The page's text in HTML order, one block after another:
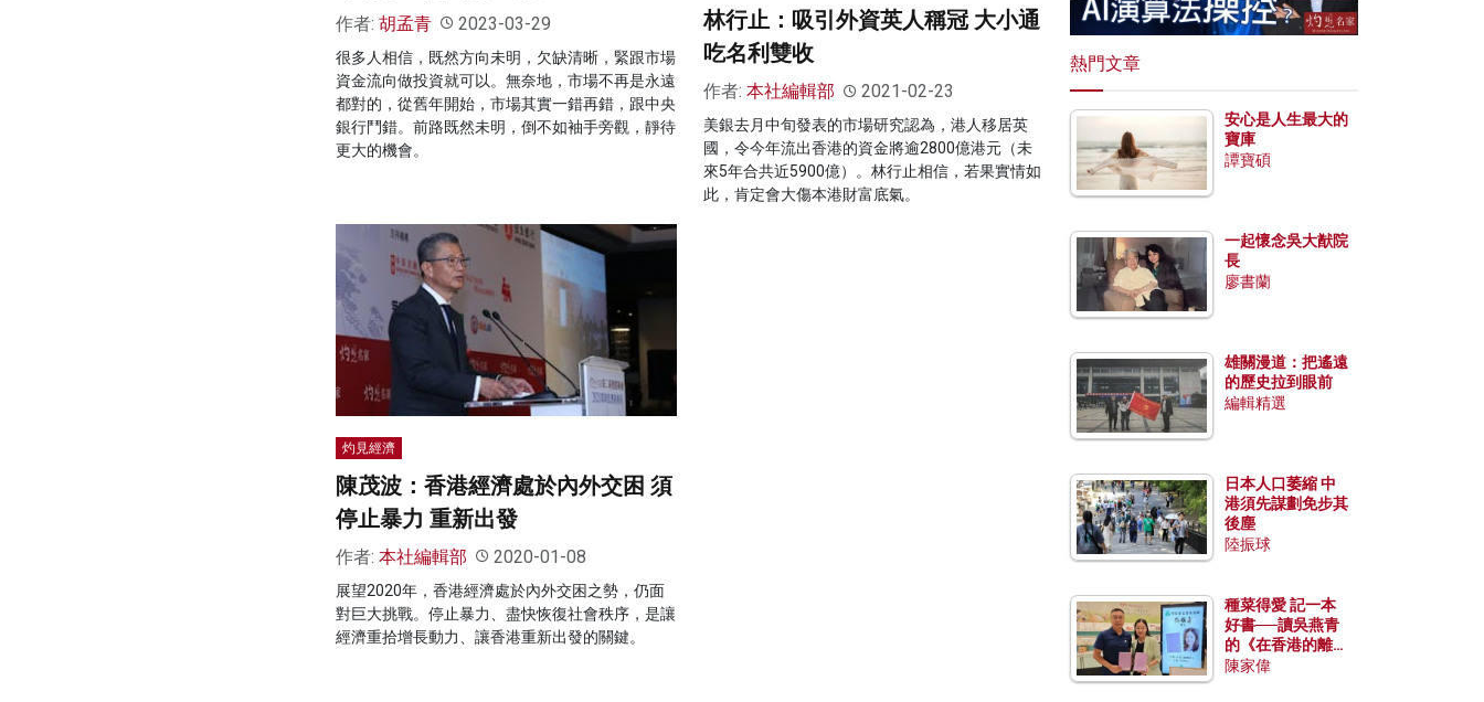
作者: 胡孟青 2023-03-29
很多人相信，既然方向未明，欠缺清晰，緊跟市場
資金流向做投資就可以。無奈地，市場不再是永遠
都對的，從舊年開始，市場其實一錯再錯，跟中央
銀行鬥錯。前路既然未明，倒不如袖手旁觀，靜待
更大的機會。
林行止：吸引外資英人稱冠 大小通
吃名利雙收
作者: 本社編輯部 2021-02-23
美銀去月中旬發表的市場研究認為，港人移居英
國，令今年流出香港的資金將逾2800億港元（未
來5年合共近5900億）。林行止相信，若果實情如
此，肯定會大傷本港財富底氣。
灼見經濟
陳茂波：香港經濟處於內外交困 須
停止暴力 重新出發
作者: 本社編輯部 2020-01-08
展望2020年，香港經濟處於內外交困之勢，仍面
對巨大挑戰。停止暴力、盡快恢復社會秩序，是讓
經濟重拾增長動力、讓香港重新出發的關鍵。
熱門文章
安心是人生最大的
寶庫
譚寶碩
一起懷念吳大猷院
長
廖書蘭
雄關漫道：把遙遠
的歷史拉到眼前
編輯精選
日本人口萎縮 中
港須先謀劃免步其
後塵
陸振球
種菜得愛 記一本
好書──讀吳燕青
的《在香港的離島
種菜》
陳家偉